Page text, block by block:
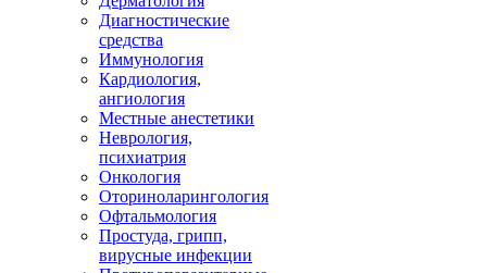
Диагностические
средства
Иммунология
Кардиология,
ангиология
Местные анестетики
Неврология,
психиатрия
Онкология
Оториноларингология
Офтальмология
Простуда, грипп,
вирусные инфекции